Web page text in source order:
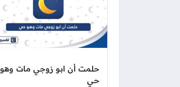
حلمت أن ابو زوجي مات وهو
حي